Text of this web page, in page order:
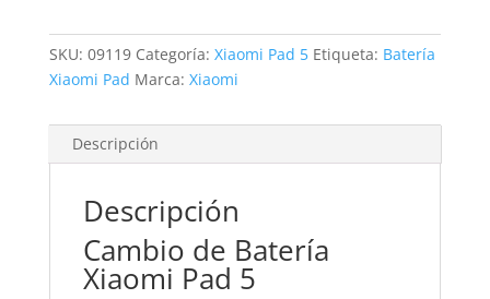
SKU: 09119 Categoría: Xiaomi Pad 5 Etiqueta: Batería
Xiaomi Pad Marca: Xiaomi
Descripción
Descripción
Cambio de Batería
Xiaomi Pad 5